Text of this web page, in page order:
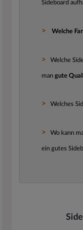
Sideboard
Welche
Welche
mangute
Welches
Wo kann
ein gutes